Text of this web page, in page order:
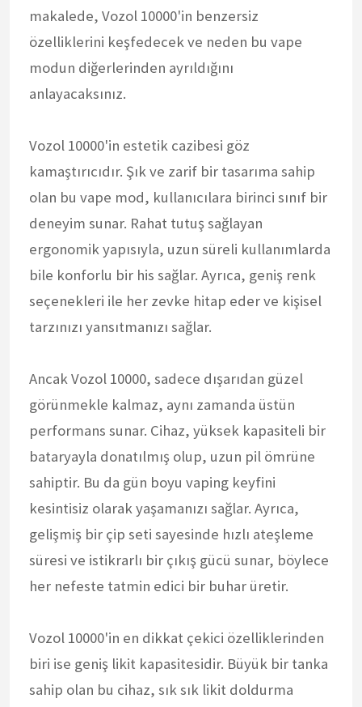
makalede, Vozol 10000'in benzersiz
özelliklerini keşfedecek ve neden bu vape
modun diğerlerinden ayrıldığını
anlayacaksınız.
Vozol 10000'in estetik cazibesi göz
kamaştırıcıdır. Şık ve zarif bir tasarıma sahip
olan bu vape mod, kullanıcılara birinci sınıf bir
deneyim sunar. Rahat tutuş sağlayan
ergonomik yapısıyla, uzun süreli kullanımlarda
bile konforlu bir his sağlar. Ayrıca, geniş renk
seçenekleri ile her zevke hitap eder ve kişisel
tarzınızı yansıtmanızı sağlar.
Ancak Vozol 10000, sadece dışarıdan güzel
görünmekle kalmaz, aynı zamanda üstün
performans sunar. Cihaz, yüksek kapasiteli bir
bataryayla donatılmış olup, uzun pil ömrüne
sahiptir. Bu da gün boyu vaping keyfini
kesintisiz olarak yaşamanızı sağlar. Ayrıca,
gelişmiş bir çip seti sayesinde hızlı ateşleme
süresi ve istikrarlı bir çıkış gücü sunar, böylece
her nefeste tatmin edici bir buhar üretir.
Vozol 10000'in en dikkat çekici özelliklerinden
biri ise geniş likit kapasitesidir. Büyük bir tanka
sahip olan bu cihaz, sık sık likit doldurma